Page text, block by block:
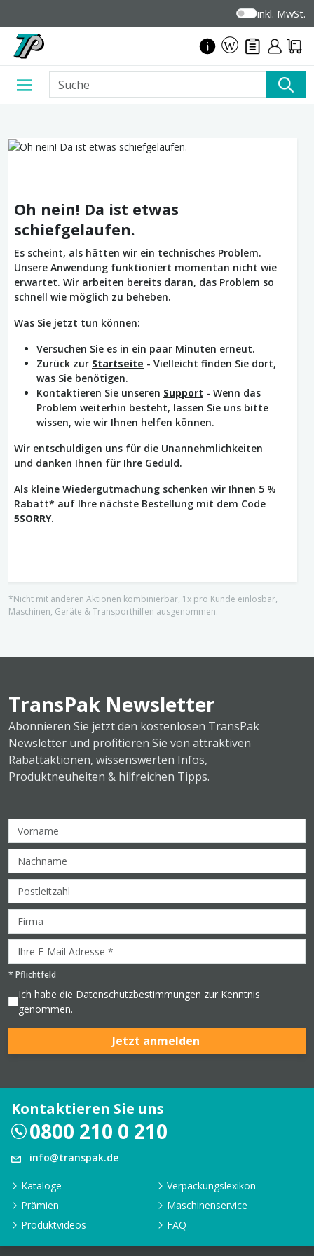
inkl. MwSt.
Oh nein! Da ist etwas
schiefgelaufen.
Es scheint, als hätten wir ein technisches Problem.
Unsere Anwendung funktioniert momentan nicht wie
erwartet. Wir arbeiten bereits daran, das Problem so
schnell wie möglich zu beheben.
Was Sie jetzt tun können:
Versuchen Sie es in ein paar Minuten erneut.
Zurück zur Startseite - Vielleicht finden Sie dort,
was Sie benötigen.
Kontaktieren Sie unseren Support - Wenn das
Problem weiterhin besteht, lassen Sie uns bitte
wissen, wie wir Ihnen helfen können.
Wir entschuldigen uns für die Unannehmlichkeiten
und danken Ihnen für Ihre Geduld.
Als kleine Wiedergutmachung schenken wir Ihnen 5 %
Rabatt* auf Ihre nächste Bestellung mit dem Code
5SORRY.
*Nicht mit anderen Aktionen kombinierbar, 1x pro Kunde einlösbar,
Maschinen, Geräte & Transporthilfen ausgenommen.
TransPak Newsletter
Abonnieren Sie jetzt den kostenlosen TransPak
Newsletter und profitieren Sie von attraktiven
Rabattaktionen, wissenswerten Infos,
Produktneuheiten & hilfreichen Tipps.
* Pflichtfeld
Ich habe die Datenschutzbestimmungen zur Kenntnis
genommen.
Jetzt anmelden
Kontaktieren Sie uns
0800 210 0 210
info@transpak.de
Kataloge
Verpackungslexikon
Prämien
Maschinenservice
Produktvideos
FAQ